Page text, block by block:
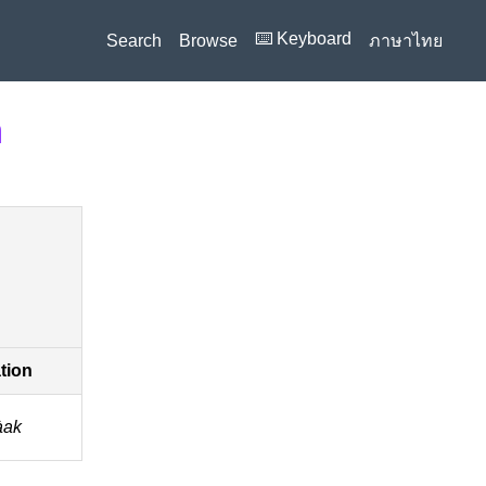
Search Browse ⌨️ Keyboard ภาษาไทย